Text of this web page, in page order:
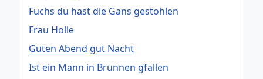
Fuchs du hast die Gans gestohlen
Frau Holle
Guten Abend gut Nacht
Ist ein Mann in Brunnen gfallen